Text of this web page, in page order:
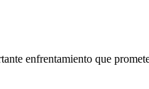
enfrentamiento que